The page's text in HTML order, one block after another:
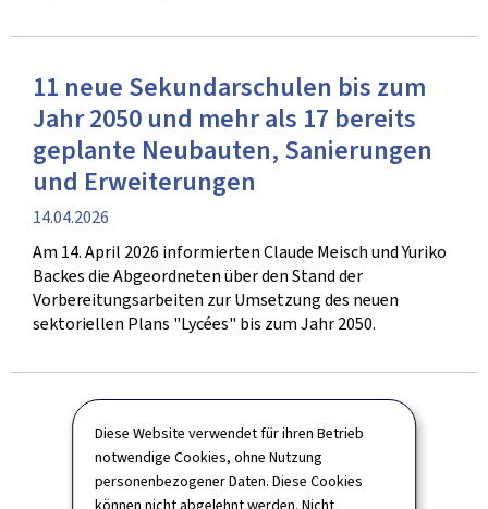
Diese Website verwendet für ihren Betrieb
notwendige Cookies, ohne Nutzung
personenbezogener Daten. Diese Cookies
können nicht abgelehnt werden. Nicht
11 neue Sekundarschulen bis zum
Jahr 2050 und mehr als 17 bereits
geplante Neubauten, Sanierungen
und Erweiterungen
Veröffentlichung
14.04.2026
Am 14. April 2026 informierten Claude Meisch und Yuriko
Backes die Abgeordneten über den Stand der
Vorbereitungsarbeiten zur Umsetzung des neuen
sektoriellen Plans "Lycées" bis zum Jahr 2050.